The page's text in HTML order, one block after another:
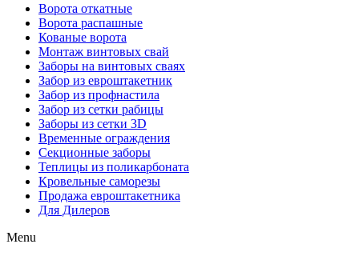
Ворота откатные
Ворота распашные
Кованые ворота
Монтаж винтовых свай
Заборы на винтовых сваях
Забор из евроштакетник
Забор из профнастила
Забор из сетки рабицы
Заборы из сетки 3D
Временные ограждения
Секционные заборы
Теплицы из поликарбоната
Кровельные саморезы
Продажа евроштакетника
Для Дилеров
Menu